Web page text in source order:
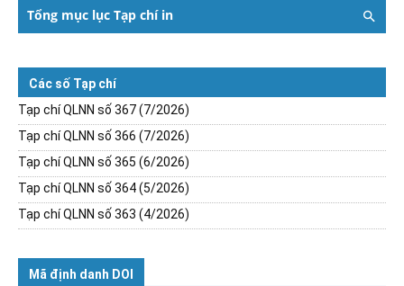
Tổng mục lục Tạp chí in
Các số Tạp chí
Tạp chí QLNN số 367 (7/2026)
Tạp chí QLNN số 366 (7/2026)
Tạp chí QLNN số 365 (6/2026)
Tạp chí QLNN số 364 (5/2026)
Tạp chí QLNN số 363 (4/2026)
Mã định danh DOI